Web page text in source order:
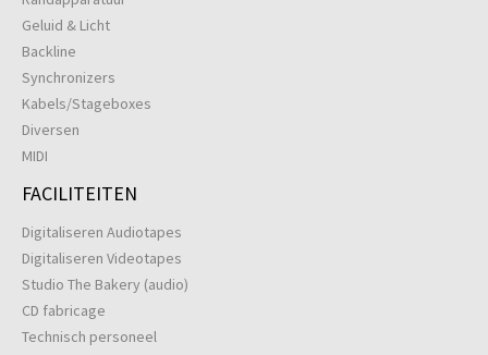
Geluid & Licht
Backline
Synchronizers
Kabels/Stageboxes
Diversen
MIDI
FACILITEITEN
Digitaliseren Audiotapes
Digitaliseren Videotapes
Studio The Bakery (audio)
CD fabricage
Technisch personeel